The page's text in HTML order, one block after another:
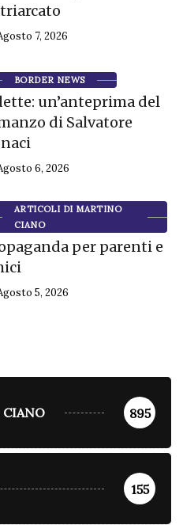
7, 2026
BORDER NEWS
un’anteprima del
di Salvatore
6, 2026
ARTICOLI DI MARTINO
CIANO
per parenti e
5, 2026
895
155